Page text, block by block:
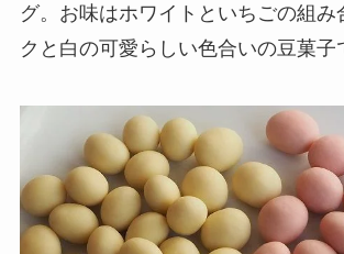
グ。お味はホワイトといちごの組み
クと白の可愛らしい色合いの豆菓子